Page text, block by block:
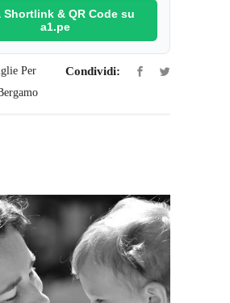
Shortlink & QR Code su
a1.pe
Per
Condividi: